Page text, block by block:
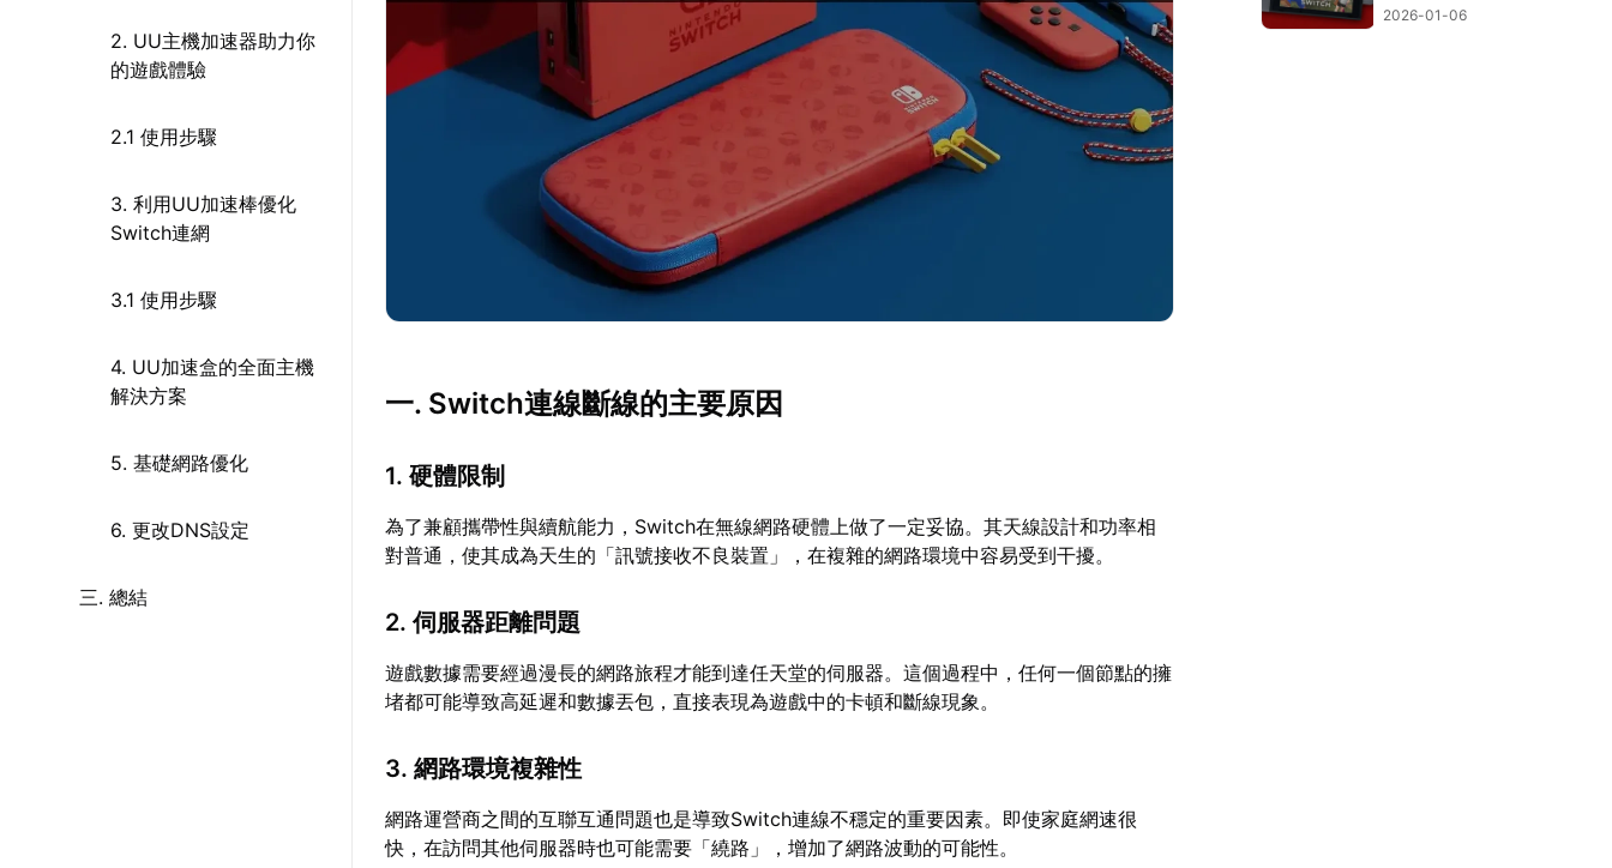
2. UU主機加速器助力你
的遊戲體驗
2.1 使用步驟
3. 利用UU加速棒優化
Switch連網
3.1 使用步驟
4. UU加速盒的全面主機
解決方案
5. 基礎網路優化
6. 更改DNS設定
三. 總結
一. Switch連線斷線的主要原因
1. 硬體限制
為了兼顧攜帶性與續航能力，Switch在無線網路硬體上做了一定妥協。其天線設計和功率相
對普通，使其成為天生的「訊號接收不良裝置」，在複雜的網路環境中容易受到干擾。
2. 伺服器距離問題
遊戲數據需要經過漫長的網路旅程才能到達任天堂的伺服器。這個過程中，任何一個節點的擁
堵都可能導致高延遲和數據丟包，直接表現為遊戲中的卡頓和斷線現象。
3. 網路環境複雜性
網路運營商之間的互聯互通問題也是導致Switch連線不穩定的重要因素。即使家庭網速很
快，在訪問其他伺服器時也可能需要「繞路」，增加了網路波動的可能性。
略大公開！
2026-01-06